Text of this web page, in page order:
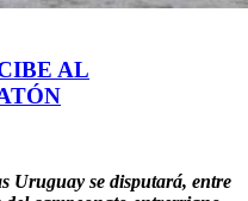
AL
Uruguay se disputará, entre